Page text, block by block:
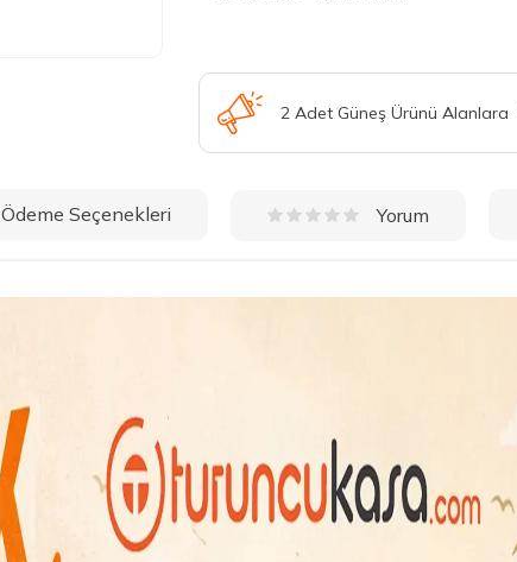
2 Adet Güneş Ürünü Alanlara
Ödeme Seçenekleri Yorum